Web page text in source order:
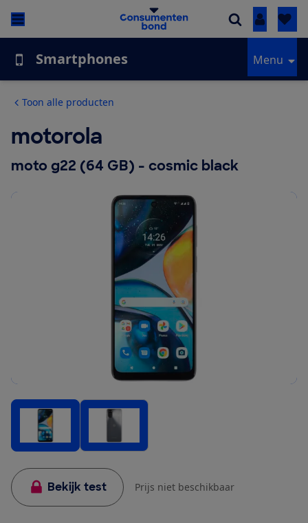
Inloggen
Smartphones Menu
Toon alle producten
motorola
moto g22 (64 GB) - cosmic black
Bekijk test Prijs niet beschikbaar